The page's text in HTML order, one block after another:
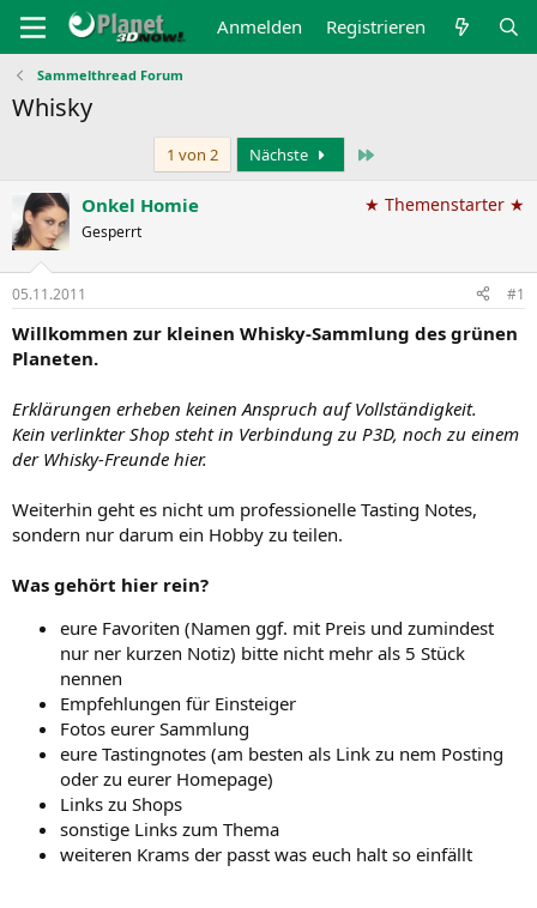
Anmelden Registrieren
Sammelthread Forum
Whisky
1 von 2 Nächste
Onkel Homie
Gesperrt
★ Themenstarter ★
05.11.2011 #1
Willkommen zur kleinen Whisky-Sammlung des grünen
Planeten.
Erklärungen erheben keinen Anspruch auf Vollständigkeit.
Kein verlinkter Shop steht in Verbindung zu P3D, noch zu einem
der Whisky-Freunde hier.
Weiterhin geht es nicht um professionelle Tasting Notes,
sondern nur darum ein Hobby zu teilen.
Was gehört hier rein?
eure Favoriten (Namen ggf. mit Preis und zumindest
nur ner kurzen Notiz) bitte nicht mehr als 5 Stück
nennen
Empfehlungen für Einsteiger
Fotos eurer Sammlung
eure Tastingnotes (am besten als Link zu nem Posting
oder zu eurer Homepage)
Links zu Shops
sonstige Links zum Thema
weiteren Krams der passt was euch halt so einfällt